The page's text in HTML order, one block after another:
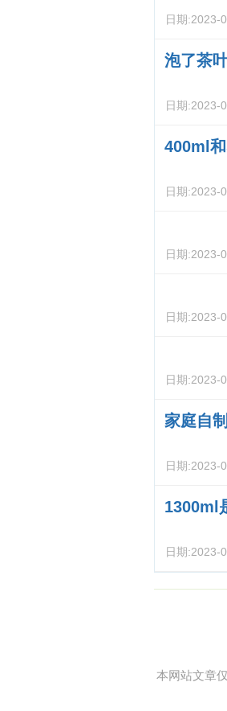
日期:2023-
泡了茶
日期:2023-
400ml
日期:2023-
日期:2023-
日期:2023-
日期:2023-
家庭自
日期:2023-
1300ml
日期:2023-
本网站文章